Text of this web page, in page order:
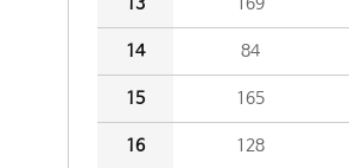
14 84
15 165
16 128